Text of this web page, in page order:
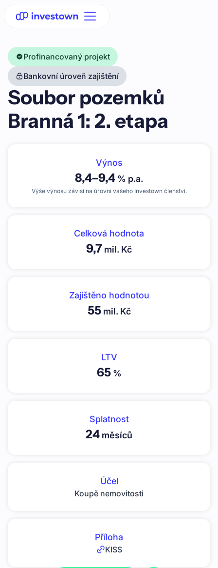
Profinancovaný projekt
Bankovní úroveň zajištění
Soubor pozemků
Branná 1: 2. etapa
Výnos
8,4–9,4 % p.a.
Výše výnosu závisí na úrovni vašeho Investown členství.
Celková hodnota
9,7 mil. Kč
Zajištěno hodnotou
55mil. Kč
LTV
65%
Splatnost
24 měsíců
Účel
Koupě nemovitosti
Příloha
KISS